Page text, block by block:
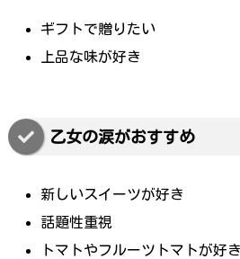
ギフトで贈りたい
上品な味が好き
乙女の涙がおすすめ
新しいスイーツが好き
話題性重視
トマトやフルーツトマトが好き